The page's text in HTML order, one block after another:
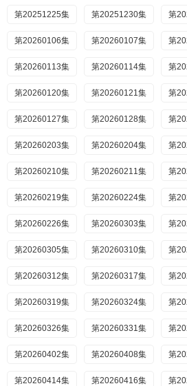
第20251225集 第20251230集 第
第20260106集 第20260107集 第
第20260113集 第20260114集 第
第20260120集 第20260121集 第
第20260127集 第20260128集 第
第20260203集 第20260204集 第
第20260210集 第20260211集 第
第20260219集 第20260224集 第
第20260226集 第20260303集 第
第20260305集 第20260310集 第
第20260312集 第20260317集 第
第20260319集 第20260324集 第
第20260326集 第20260331集 第
第20260402集 第20260408集 第
第20260414集 第20260416集 第